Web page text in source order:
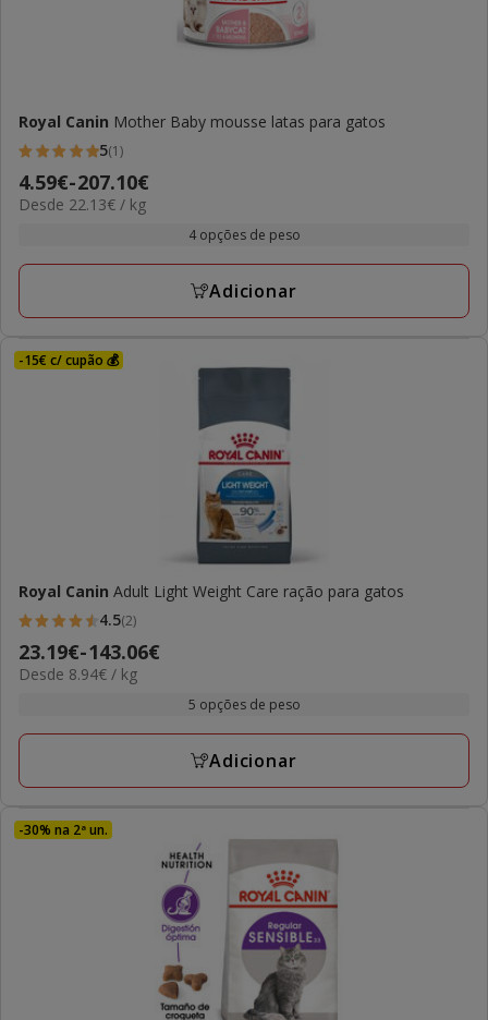
Royal Canin Mother Baby mousse latas para gatos
5
estrelas
com
avaliações
5(1)
Preço
de
a
4.59€-207.10€
22.13€
Desde 22.13€ / kg
4 opções de peso
Adicionar
-15€ c/ cupão 💰
Royal Canin Adult Light Weight Care ração para gatos
4.5
estrelas
com
avaliações
4.5(2)
Preço
de
a
23.19€-143.06€
8.94€
Desde 8.94€ / kg
5 opções de peso
Adicionar
-30% na 2ª un.